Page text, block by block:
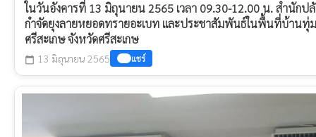
ในวันอังคารที่ 13 มิถุนายน 2565 เวลา 09.30-12.00 น. สำนัก
กำจัดยุงลายหยอดทรายอะเบท​ และประชาสัมพันธ์​ในพื้นที่​บ้านทุ่
ศรีสะเกษ จังหวัดศรีสะเกษ
calendar_today 13 มิถุนายน 2565 แชร์